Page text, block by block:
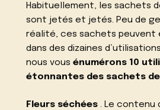
Habituellement, les sachets
sont jetés et jetés. Peu de
réalité, ces sachets
dans des dizaines
nous vousénumérons 10
étonnantes des sachets
Fleurs séchées . Le contenu